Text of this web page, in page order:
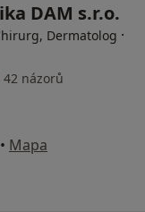
DAM s.r.o.
Dermatolog ·
42 názorů
• Mapa